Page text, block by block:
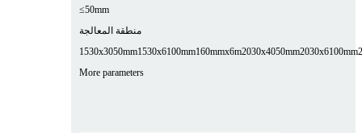
≤50mm
منطقة المعالجة
1530x3050mm1530x6100mm160mmx6m2030x4050mm2030x6100mm
More parameters